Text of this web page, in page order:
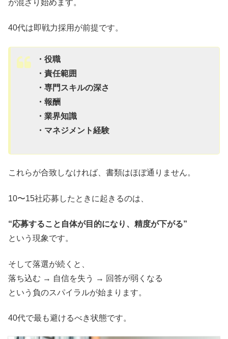
が混ざり始めます。
40代は即戦力採用が前提です。
・役職
・責任範囲
・専門スキルの深さ
・報酬
・業界知識
・マネジメント経験
これらが合致しなければ、書類はほぼ通りません。
10〜15社応募したときに起きるのは、
“応募すること自体が目的になり、精度が下がる”
という現象です。
そして落選が続くと、
落ち込む → 自信を失う → 回答が弱くなる
という負のスパイラルが始まります。
40代で最も避けるべき状態です。